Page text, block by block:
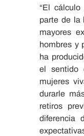
“El
parte de la
mayores
hombres y
ha
el sentido
mujeres
durarle
retiros
diferencia